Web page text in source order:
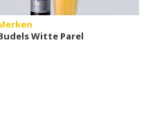
Witte Parel